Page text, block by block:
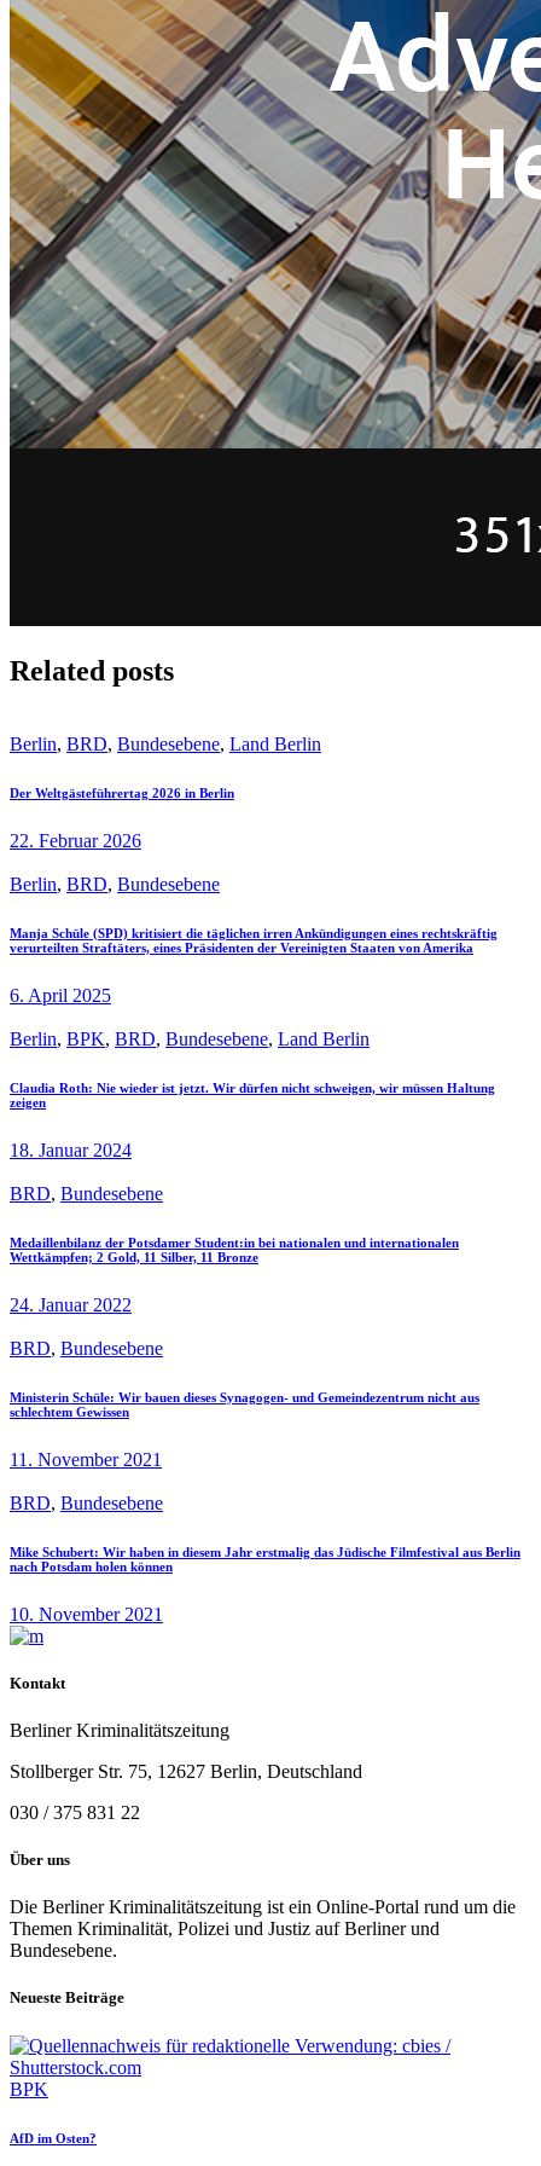
Related posts
Berlin, BRD, Bundesebene, Land Berlin
Der Weltgästeführertag 2026 in Berlin
22. Februar 2026
Berlin, BRD, Bundesebene
Manja Schüle (SPD) kritisiert die täglichen irren Ankündigungen eines rechtskräftig
verurteilten Straftäters, eines Präsidenten der Vereinigten Staaten von Amerika
6. April 2025
Berlin, BPK, BRD, Bundesebene, Land Berlin
Claudia Roth: Nie wieder ist jetzt. Wir dürfen nicht schweigen, wir müssen Haltung
zeigen
18. Januar 2024
BRD, Bundesebene
Medaillenbilanz der Potsdamer Student:in bei nationalen und internationalen
Wettkämpfen; 2 Gold, 11 Silber, 11 Bronze
24. Januar 2022
BRD, Bundesebene
Ministerin Schüle: Wir bauen dieses Synagogen- und Gemeindezentrum nicht aus
schlechtem Gewissen
11. November 2021
BRD, Bundesebene
Mike Schubert: Wir haben in diesem Jahr erstmalig das Jüdische Filmfestival aus Berlin
nach Potsdam holen können
10. November 2021
Kontakt
Berliner Kriminalitätszeitung
Stollberger Str. 75, 12627 Berlin, Deutschland
030 / 375 831 22
Über uns
Die Berliner Kriminalitätszeitung ist ein Online-Portal rund um die
Themen Kriminalität, Polizei und Justiz auf Berliner und
Bundesebene.
Neueste Beiträge
BPK
AfD im Osten?